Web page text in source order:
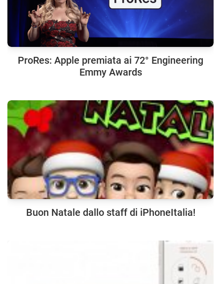
ProRes: Apple premiata ai 72° Engineering
Emmy Awards
Buon Natale dallo staff di iPhoneItalia!